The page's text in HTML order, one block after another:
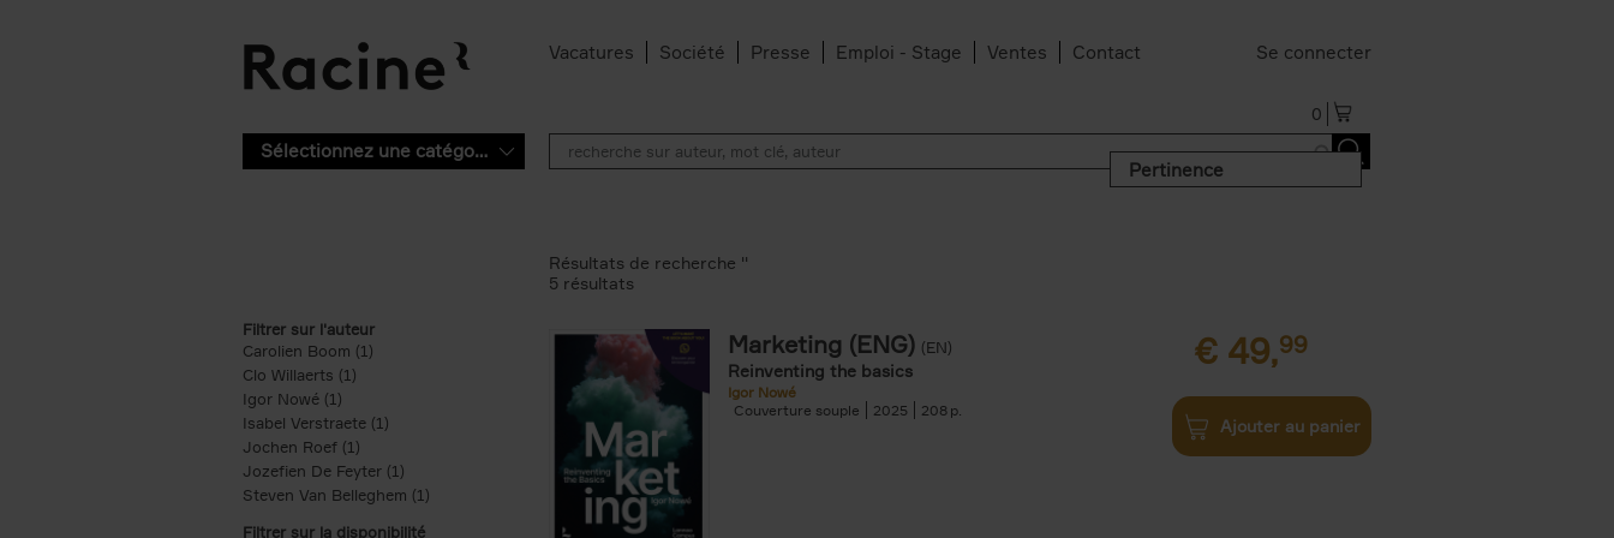
Vacatures Société Presse Emploi - Stage Ventes Contact Se connecter
0
Sélectionnez une catégorie
Pertinence
Filtrer sur l'auteur
Carolien Boom (1)
Clo Willaerts (1)
Igor Nowé (1)
Isabel Verstraete (1) Apply Isabel Verstraete filter
Jochen Roef (1)
Jozefien De Feyter (1) Apply Jozefien De Feyter filter
Steven Van Belleghem (1) Apply Steven Van Belleghem filter
Filtrer sur la disponibilité
Résultats de recherche ''
5 résultats
Marketing (ENG) (EN)
Reinventing the basics
Igor Nowé
Couverture souple
2025 208
€ 49,99
Ajouter au panier